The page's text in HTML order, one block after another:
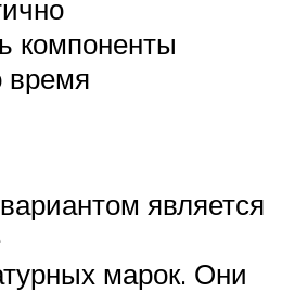
компоненты
время
является
марок. Они